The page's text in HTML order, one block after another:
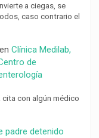
a ciegas, se
caso contrario el
en Clínica Medilab,
de
cita con algún médico
padre detenido